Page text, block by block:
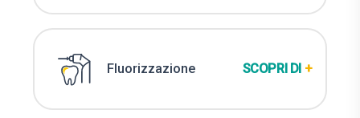
Fluorizzazione SCOPRI DI +